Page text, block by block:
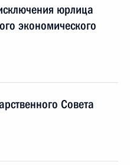
юрлица
экономического
Совета